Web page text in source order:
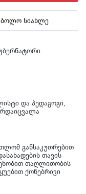
ბოლო სიახლე
ᲓᲐ ᲞᲔᲓᲐᲒᲝᲒᲘ,
ᲒᲐᲜᲡᲐᲙᲣᲗᲠᲔᲑᲘᲗ
ᲗᲐᲕᲘᲡ
ᲗᲐᲦᲚᲘᲗᲝᲑᲘᲡ
ᲥᲝᲜᲔᲑᲠᲘᲕᲘ
1 ᲞᲘᲠᲘ ᲓᲐᲛᲜᲐᲨᲐᲕᲔᲓ